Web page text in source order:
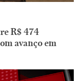
R$ 474
avanço em